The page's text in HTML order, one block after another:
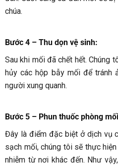
chúa.
Bước 4 – Thu dọn vệ sinh:
Sau khi mối đã chết hết. Chúng
hủy các hộp bẫy mối để tránh
người xung quanh.
Bước 5 – Phun thuốc phòng
Đây là điểm đặc biệt ở dịch vụ
sạch mối, chúng tôi sẽ thực
nhiễm từ nơi khác đến. Như